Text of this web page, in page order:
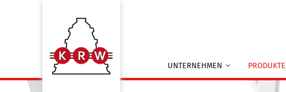
UNTERNEHMEN PRODUKTE